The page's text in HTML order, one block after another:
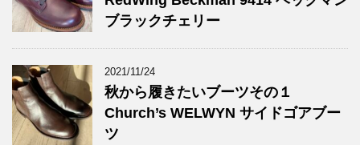
ブラックチェリー
2021/11/24
秋から履きたいブーツその１
Church’s WELWYN サイドゴアブー
ツ